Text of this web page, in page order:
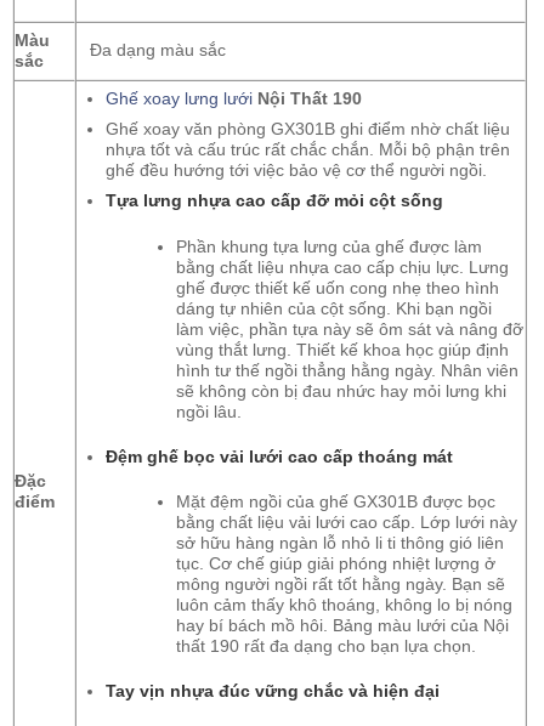
Màu
sắc
Đa dạng màu sắc
Đặc
điểm
Ghế xoay lưng lưới Nội Thất 190
Ghế xoay văn phòng GX301B ghi điểm nhờ chất liệu
nhựa tốt và cấu trúc rất chắc chắn. Mỗi bộ phận trên
ghế đều hướng tới việc bảo vệ cơ thể người ngồi.
Tựa lưng nhựa cao cấp đỡ mỏi cột sống
Phần khung tựa lưng của ghế được làm
bằng chất liệu nhựa cao cấp chịu lực. Lưng
ghế được thiết kế uốn cong nhẹ theo hình
dáng tự nhiên của cột sống. Khi bạn ngồi
làm việc, phần tựa này sẽ ôm sát và nâng đỡ
vùng thắt lưng. Thiết kế khoa học giúp định
hình tư thế ngồi thẳng hằng ngày. Nhân viên
sẽ không còn bị đau nhức hay mỏi lưng khi
ngồi lâu.
Đệm ghế bọc vải lưới cao cấp thoáng mát
Mặt đệm ngồi của ghế GX301B được bọc
bằng chất liệu vải lưới cao cấp. Lớp lưới này
sở hữu hàng ngàn lỗ nhỏ li ti thông gió liên
tục. Cơ chế giúp giải phóng nhiệt lượng ở
mông người ngồi rất tốt hằng ngày. Bạn sẽ
luôn cảm thấy khô thoáng, không lo bị nóng
hay bí bách mồ hôi. Bảng màu lưới của Nội
thất 190 rất đa dạng cho bạn lựa chọn.
Tay vịn nhựa đúc vững chắc và hiện đại